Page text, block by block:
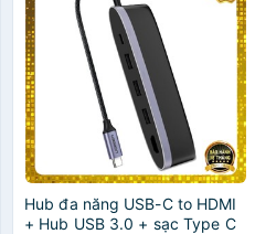
Hub đa năng USB-C to HDMI
+ Hub USB 3.0 + sạc Type C